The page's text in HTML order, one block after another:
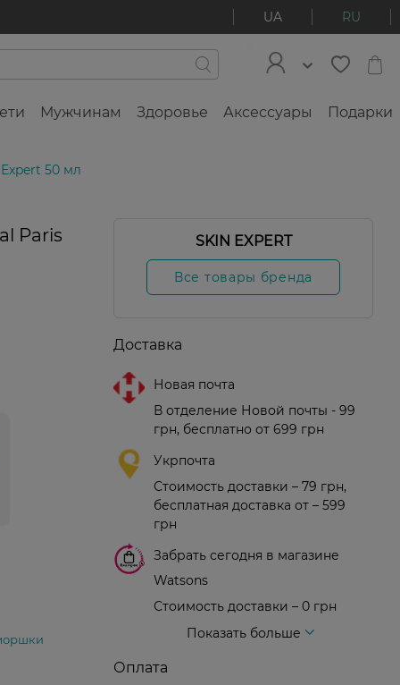
UA RU
Мужчинам Здоровье Аксессуары Подарки
50 мл
Paris
SKIN EXPERT
Все товары бренда
Доставка
Новая почта
В отделение Новой почты - 99
грн, бесплатно от 699 грн
Укрпочта
Стоимость доставки – 79 грн,
бесплатная доставка от – 599
грн
Забрать сегодня в магазине
Watsons
Стоимость доставки – 0 грн
Показать больше
Оплата